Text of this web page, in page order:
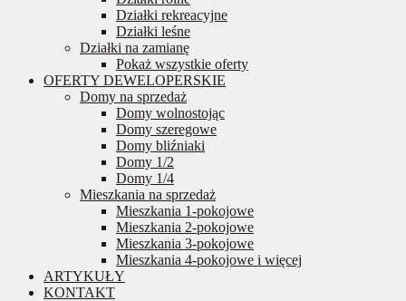
Działki rekreacyjne
Działki leśne
Działki na zamianę
Pokaż wszystkie oferty
OFERTY DEWELOPERSKIE
Domy na sprzedaż
Domy wolnostojąc
Domy szeregowe
Domy bliźniaki
Domy 1/2
Domy 1/4
Mieszkania na sprzedaż
Mieszkania 1-pokojowe
Mieszkania 2-pokojowe
Mieszkania 3-pokojowe
Mieszkania 4-pokojowe i więcej
ARTYKUŁY
KONTAKT